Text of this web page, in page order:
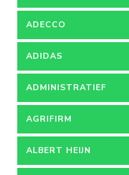
ADECCO
ADIDAS
ADMINISTRATIEF
MEDEWERKER
AGRIFIRM
ALBERT HEIJN